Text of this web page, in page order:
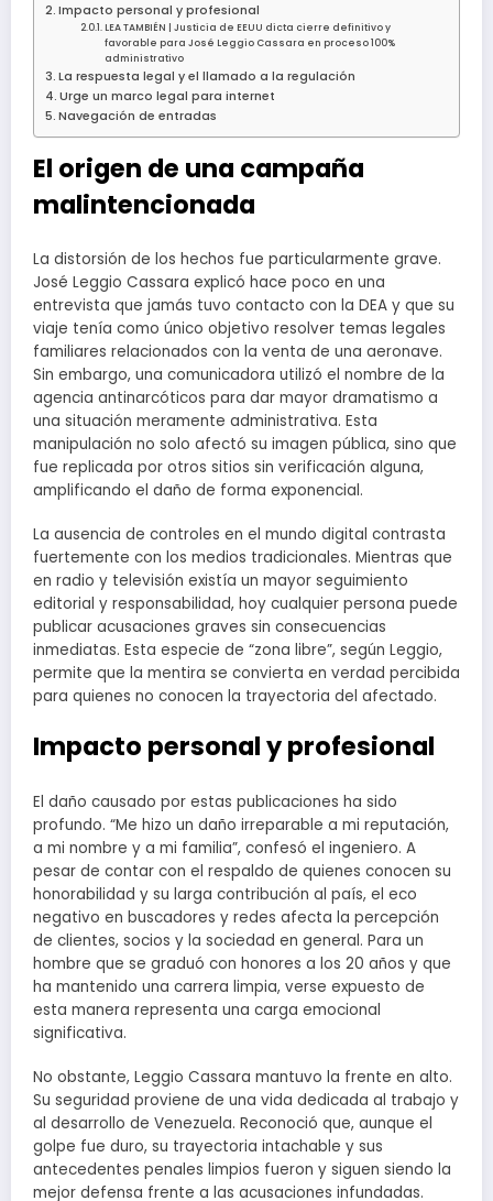
Impacto personal y profesional
LEA TAMBIÉN | Justicia de EEUU dicta cierre definitivo y
favorable para José Leggio Cassara en proceso 100%
administrativo
La respuesta legal y el llamado a la regulación
Urge un marco legal para internet
Navegación de entradas
El origen de una campaña
malintencionada
La distorsión de los hechos fue particularmente grave.
José Leggio Cassara explicó hace poco en una
entrevista que jamás tuvo contacto con la DEA y que su
viaje tenía como único objetivo resolver temas legales
familiares relacionados con la venta de una aeronave.
Sin embargo, una comunicadora utilizó el nombre de la
agencia antinarcóticos para dar mayor dramatismo a
una situación meramente administrativa. Esta
manipulación no solo afectó su imagen pública, sino que
fue replicada por otros sitios sin verificación alguna,
amplificando el daño de forma exponencial.
La ausencia de controles en el mundo digital contrasta
fuertemente con los medios tradicionales. Mientras que
en radio y televisión existía un mayor seguimiento
editorial y responsabilidad, hoy cualquier persona puede
publicar acusaciones graves sin consecuencias
inmediatas. Esta especie de “zona libre”, según Leggio,
permite que la mentira se convierta en verdad percibida
para quienes no conocen la trayectoria del afectado.
Impacto personal y profesional
El daño causado por estas publicaciones ha sido
profundo. “Me hizo un daño irreparable a mi reputación,
a mi nombre y a mi familia”, confesó el ingeniero. A
pesar de contar con el respaldo de quienes conocen su
honorabilidad y su larga contribución al país, el eco
negativo en buscadores y redes afecta la percepción
de clientes, socios y la sociedad en general. Para un
hombre que se graduó con honores a los 20 años y que
ha mantenido una carrera limpia, verse expuesto de
esta manera representa una carga emocional
significativa.
No obstante, Leggio Cassara mantuvo la frente en alto.
Su seguridad proviene de una vida dedicada al trabajo y
al desarrollo de Venezuela. Reconoció que, aunque el
golpe fue duro, su trayectoria intachable y sus
antecedentes penales limpios fueron y siguen siendo la
mejor defensa frente a las acusaciones infundadas.